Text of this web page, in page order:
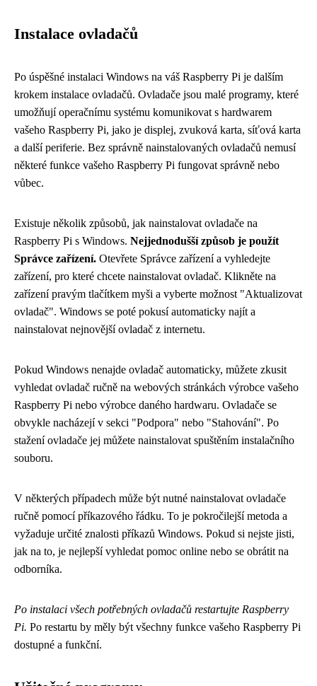
Instalace ovladačů
Po úspěšné instalaci Windows na váš Raspberry Pi je dalším
krokem instalace ovladačů. Ovladače jsou malé programy, které
umožňují operačnímu systému komunikovat s hardwarem
vašeho Raspberry Pi, jako je displej, zvuková karta, síťová karta
a další periferie. Bez správně nainstalovaných ovladačů nemusí
některé funkce vašeho Raspberry Pi fungovat správně nebo
vůbec.
Existuje několik způsobů, jak nainstalovat ovladače na
Raspberry Pi s Windows. Nejjednodušší způsob je použít
Správce zařízení. Otevřete Správce zařízení a vyhledejte
zařízení, pro které chcete nainstalovat ovladač. Klikněte na
zařízení pravým tlačítkem myši a vyberte možnost "Aktualizovat
ovladač". Windows se poté pokusí automaticky najít a
nainstalovat nejnovější ovladač z internetu.
Pokud Windows nenajde ovladač automaticky, můžete zkusit
vyhledat ovladač ručně na webových stránkách výrobce vašeho
Raspberry Pi nebo výrobce daného hardwaru. Ovladače se
obvykle nacházejí v sekci "Podpora" nebo "Stahování". Po
stažení ovladače jej můžete nainstalovat spuštěním instalačního
souboru.
V některých případech může být nutné nainstalovat ovladače
ručně pomocí příkazového řádku. To je pokročilejší metoda a
vyžaduje určité znalosti příkazů Windows. Pokud si nejste jisti,
jak na to, je nejlepší vyhledat pomoc online nebo se obrátit na
odborníka.
Po instalaci všech potřebných ovladačů restartujte Raspberry
Pi. Po restartu by měly být všechny funkce vašeho Raspberry Pi
dostupné a funkční.